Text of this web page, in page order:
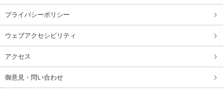
プライバシーポリシー
ウェブアクセシビリティ
アクセス
御意見・問い合わせ